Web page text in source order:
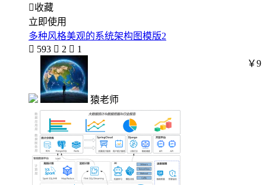
收藏
立即使用
多种风格美观的系统架构图模版2
 593  2  1
猿老师
￥9